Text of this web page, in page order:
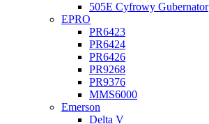
505E Cyfrowy Gubernator
EPRO
PR6423
PR6424
PR6426
PR9268
PR9376
MMS6000
Emerson
Delta V